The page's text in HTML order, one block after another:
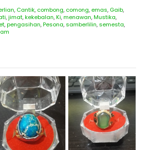
, Cantik, combong, comong, emas, Gaib,
,jimat,kekebalan,Ki,menawan,Mustika,
,pengasihan,Pesona,samberlilin,semesta,